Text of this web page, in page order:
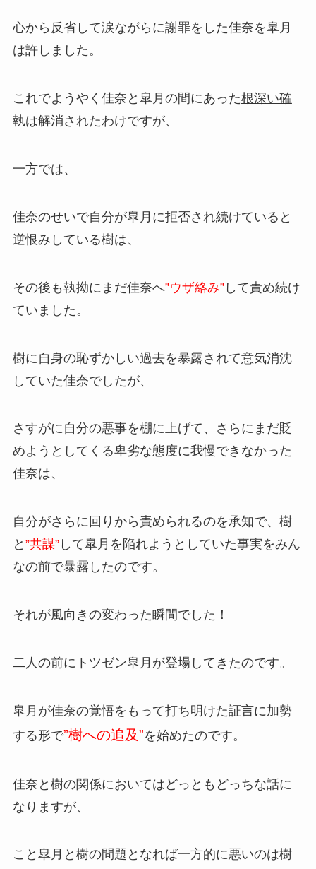
心から反省して涙ながらに謝罪をした佳奈を皐月
は許しました。
これでようやく佳奈と皐月の間にあった根深い確
執は解消されたわけですが、
一方では、
佳奈のせいで自分が皐月に拒否され続けていると
逆恨みしている樹は、
その後も執拗にまだ佳奈へ”ウザ絡み”して責め続け
ていました。
樹に自身の恥ずかしい過去を暴露されて意気消沈
していた佳奈でしたが、
さすがに自分の悪事を棚に上げて、さらにまだ貶
めようとしてくる卑劣な態度に我慢できなかった
佳奈は、
自分がさらに回りから責められるのを承知で、樹
と ”共謀”して皐月を陥れようとしていた事実をみん
なの前で暴露したのです。
それが風向きの変わった瞬間でした！
二人の前にトツゼン皐月が登場してきたのです。
皐月が佳奈の覚悟をもって打ち明けた証言に加勢
する形で”樹への追及”を始めたのです。
佳奈と樹の関係においてはどっともどっちな話に
なりますが、
こと皐月と樹の問題となれば一方的に悪いのは樹